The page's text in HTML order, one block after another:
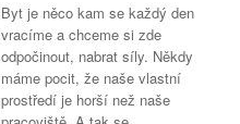
Byt je něco kam se každý den
vracíme a chceme si zde
odpočinout, nabrat síly. Někdy
máme pocit, že naše vlastní
prostředí je horší než naše